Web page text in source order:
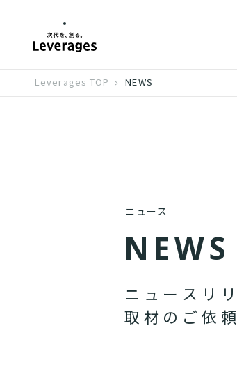
Leverages TOP NEWS
ニュース
N EWS
ニ ュ ー ス リ リ
取 材 の ご 依 頼